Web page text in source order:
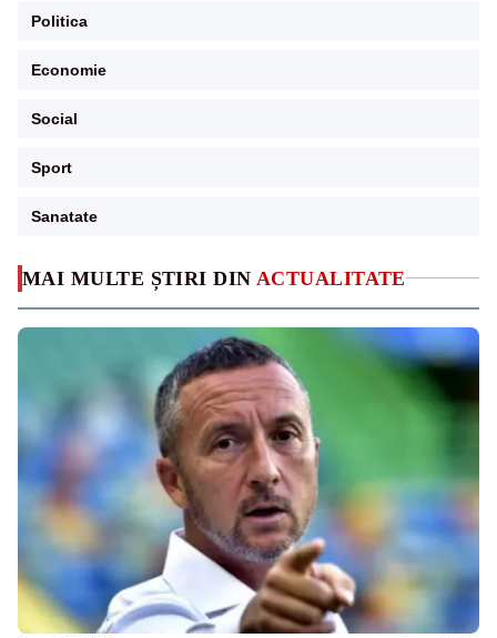
MAI MULTE ȘTIRI DIN ACTUALITATE
Politica
Economie
Social
Sport
Sanatate